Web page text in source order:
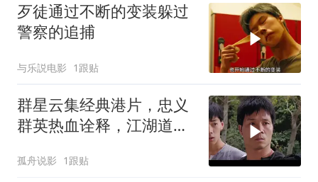
歹徒通过不断的变装躲过
警察的追捕
与乐説电影 1跟贴
群星云集经典港片，忠义
群英热血诠释，江湖道义
孤舟说影 1跟贴